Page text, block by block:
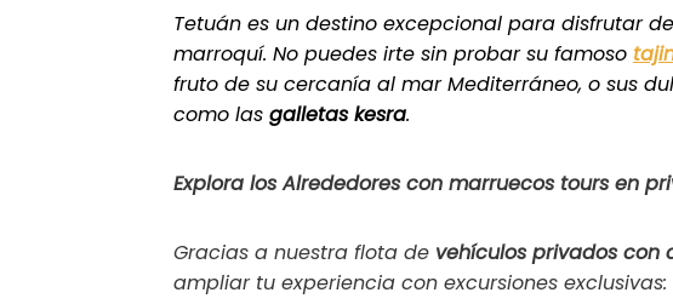
Tetuán es un destino excepcional para disfrutar
marroquí. No puedes irte sin probar su famoso
fruto de su cercanía al mar Mediterráneo, o sus
como las galletas kesra.
Explora los Alrededores con marruecos tours en
Gracias a nuestra flota de vehículos privados con
ampliar tu experiencia con excursiones exclusivas: